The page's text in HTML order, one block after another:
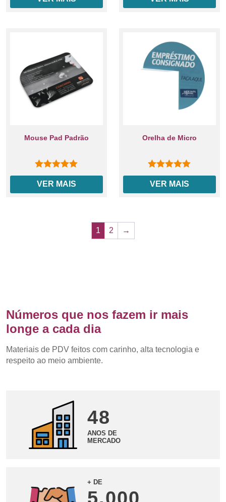
Mouse Pad Padrão
0out of 5
VER MAIS
Orelha de Micro
0out of 5
VER MAIS
1 2 →
Números que nos fazem ir mais
longe a cada dia
Materiais de PDV feitos com carinho, alta tecnologia e
respeito ao meio ambiente.
48
ANOS DE
MERCADO
+ DE
5.000